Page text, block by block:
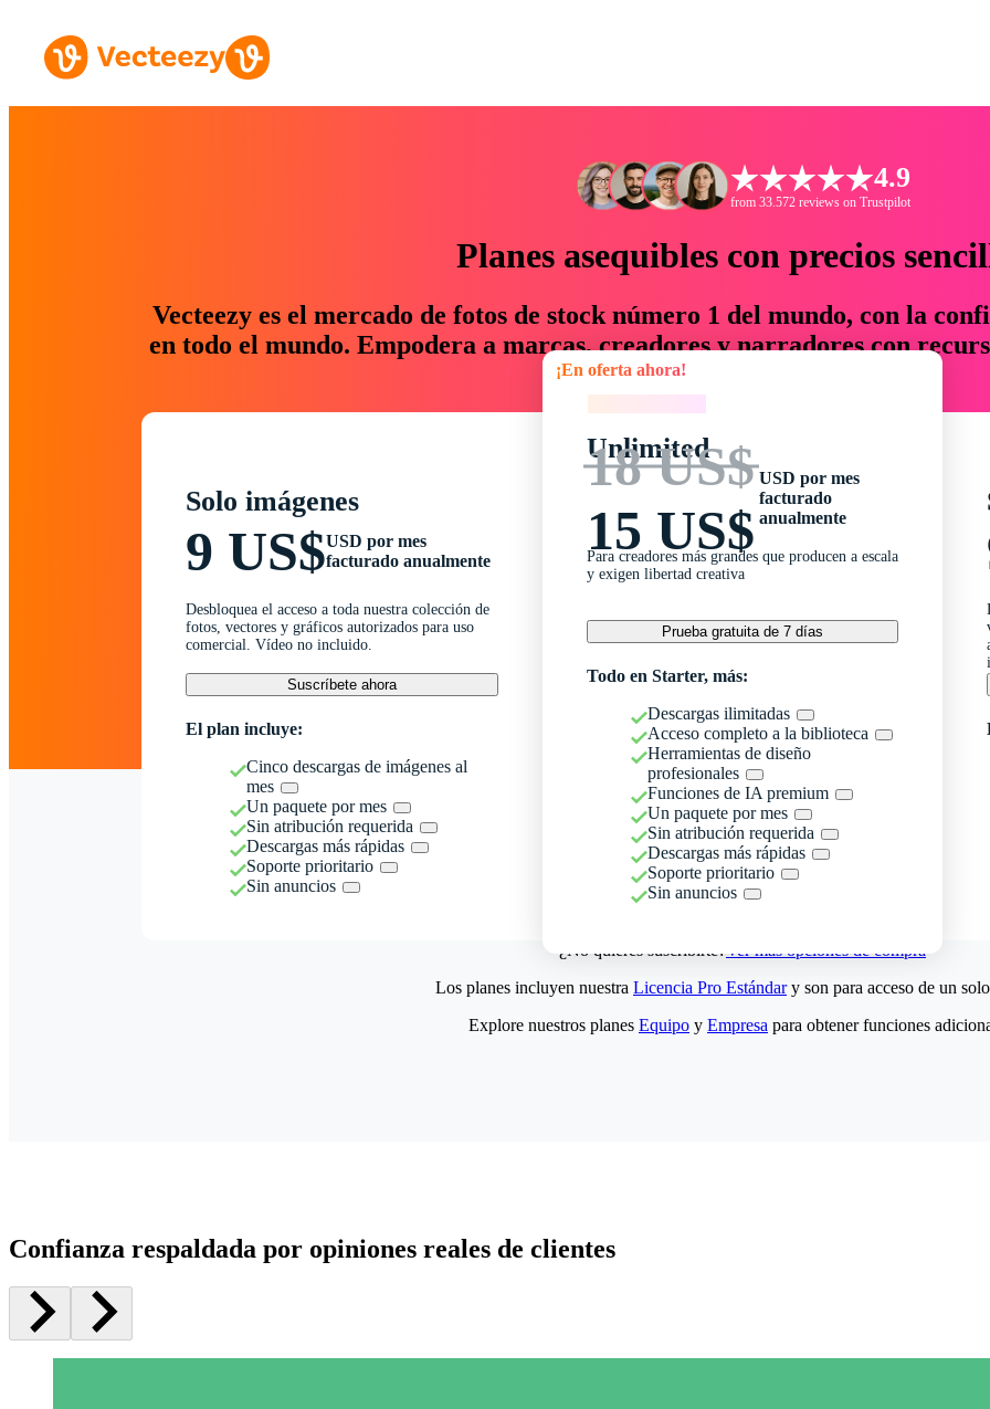
4.9
from 33.572 reviews on Trustpilot
Planes asequibles con precios
Vecteezy es el mercado de fotos de stock número 1 del mundo, con la
en todo el mundo. Empodera a marcas, creadores y narradores con
un 76 % en tiempo y presupuesto.
Solo imágenes
9 US$USD por mes
facturado anualmente
Desbloquea el acceso a toda nuestra colección de
fotos, vectores y gráficos autorizados para uso
comercial. Vídeo no incluido.
Suscríbete ahora
El plan incluye:
Cinco descargas de imágenes al
mes
Un paquete por mes
Sin atribución requerida
Descargas más rápidas
Soporte prioritario
Sin anuncios
¡En oferta ahora!
Unlimited
18 US$
15 US$
USD por mes
facturado
anualmente
Para creadores más grandes que producen a escala
y exigen libertad creativa
Prueba gratuita de 7 días
Todo en Starter, más:
Descargas ilimitadas
Acceso completo a la biblioteca
Herramientas de diseño
profesionales
Funciones de IA premium
Un paquete por mes
Sin atribución requerida
Descargas más rápidas
Soporte prioritario
Sin anuncios
¿No quieres suscribirte?Ver más opciones de compra
Los planes incluyen nuestra Licencia Pro Estándary son para acceso de un
Explore nuestros planes Equipo y Empresa para obtener funciones
Confianza respaldada por opiniones reales de clientes